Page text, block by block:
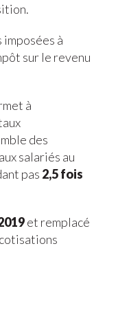
à
sur le revenu
à
des
salariés au
pas 2,5 fois
et remplacé